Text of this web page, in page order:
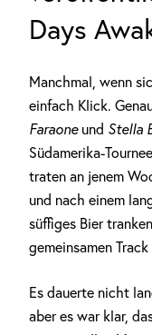
Days
Manchmal, wenn
einfach Klick.
Faraoneund Stella
Südamerika-
traten an jenem
und nach einem
süffiges Bier
gemeinsamen
Es dauerte nicht
aber es war klar,